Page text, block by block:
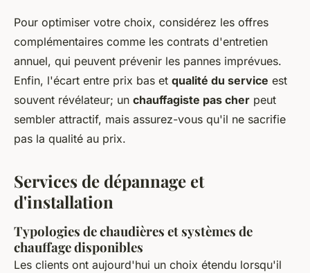
Pour optimiser votre choix, considérez les offres
complémentaires comme les contrats d'entretien
annuel, qui peuvent prévenir les pannes imprévues.
Enfin, l'écart entre prix bas et qualité du service est
souvent révélateur; un chauffagiste pas cher peut
sembler attractif, mais assurez-vous qu'il ne sacrifie
pas la qualité au prix.
Services de dépannage et
d'installation
Typologies de chaudières et systèmes de
chauffage disponibles
Les clients ont aujourd'hui un choix étendu lorsqu'il